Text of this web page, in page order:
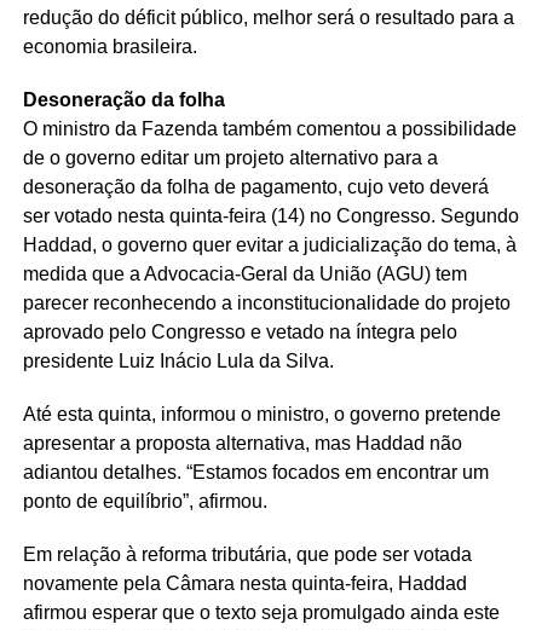
redução do déficit público, melhor será o resultado para a
economia brasileira.
Desoneração da folha
O ministro da Fazenda também comentou a possibilidade
de o governo editar um projeto alternativo para a
desoneração da folha de pagamento, cujo veto deverá
ser votado nesta quinta-feira (14) no Congresso. Segundo
Haddad, o governo quer evitar a judicialização do tema, à
medida que a Advocacia-Geral da União (AGU) tem
parecer reconhecendo a inconstitucionalidade do projeto
aprovado pelo Congresso e vetado na íntegra pelo
presidente Luiz Inácio Lula da Silva.
Até esta quinta, informou o ministro, o governo pretende
apresentar a proposta alternativa, mas Haddad não
adiantou detalhes. “Estamos focados em encontrar um
ponto de equilíbrio”, afirmou.
Em relação à reforma tributária, que pode ser votada
novamente pela Câmara nesta quinta-feira, Haddad
afirmou esperar que o texto seja promulgado ainda este